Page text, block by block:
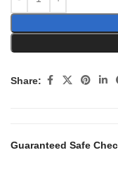
Share:
Guaranteed Safe